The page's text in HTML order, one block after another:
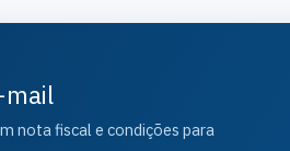
mail
nota fiscal e condições para